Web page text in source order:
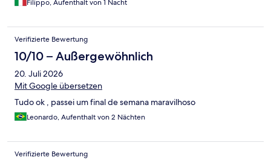
Filippo, Aufenthalt von 1 Nacht
Verifizierte Bewertung
10/10 – Außergewöhnlich
20. Juli 2026
Mit Google übersetzen
Tudo ok , passei um final de semana maravilhoso
Leonardo, Aufenthalt von 2 Nächten
Verifizierte Bewertung